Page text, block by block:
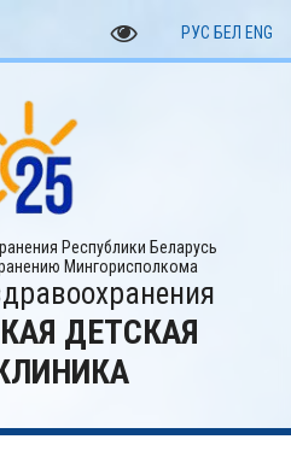
РУС БЕЛ ENG
Республики Беларусь
Мингорисполкома
ДЕТСКАЯ